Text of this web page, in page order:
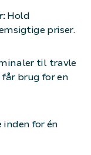
Hold
priser.
til travle
brug for en
for én